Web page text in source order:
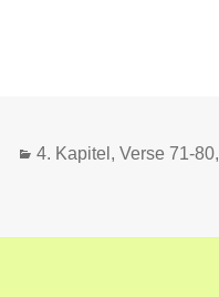
Kategorien
4. Kapitel, Verse 71-80,